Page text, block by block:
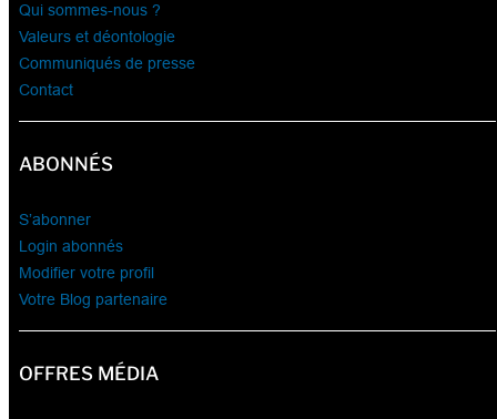
Qui sommes-nous ?
Valeurs et déontologie
Communiqués de presse
Contact
ABONNÉS
S’abonner
Login abonnés
Modifier votre profil
Votre Blog partenaire
OFFRES MÉDIA